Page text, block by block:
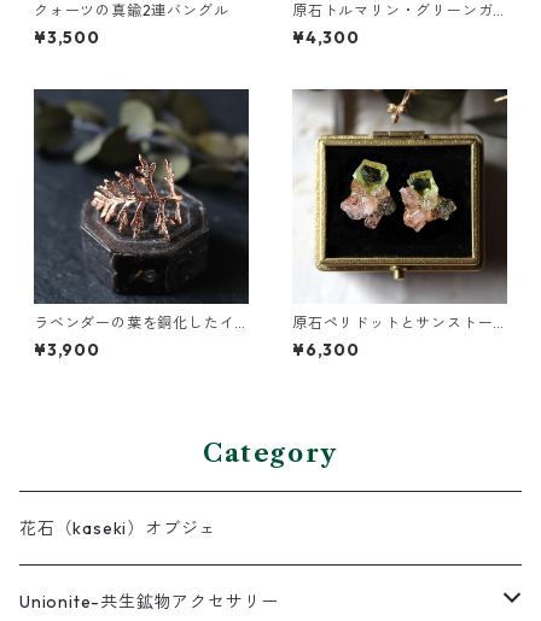
クォーツの真鍮2連バングル
¥3,500
原石トルマリン・グリーンガ
ーネットの2連バングル
¥4,300
ラベンダーの葉を銅化したイ
ヤーカフ
¥3,900
原石ペリドットとサンストー
ンのプチピアス
¥6,300
Category
花石（kaseki）オブジェ
Unionite-共生鉱物アクセサリー